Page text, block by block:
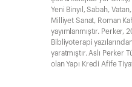
Yeni Binyıl, Sabah,
Milliyet Sanat, Roman
yayımlanmıştır. Perker,
Bibliyoterapi
yaratmıştır. Aslı Perker
olan Yapı Kredi Afife